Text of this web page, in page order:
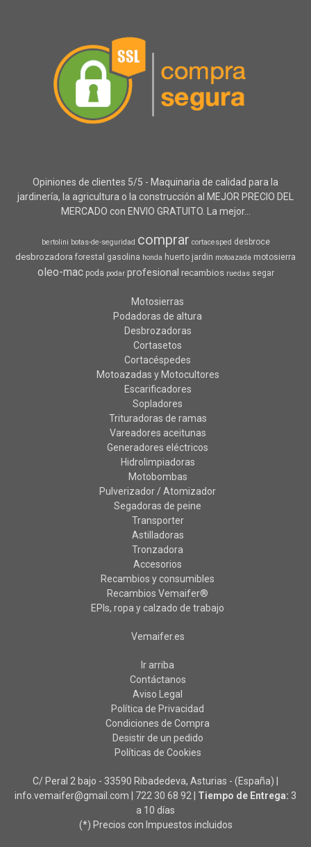
Opiniones de clientes 5/5 - Maquinaria de calidad para la
jardinería, la agricultura o la construcción al MEJOR PRECIO DEL
MERCADO con ENVIO GRATUITO. La mejor...
bertolini botas-de-seguridad comprar cortacesped desbroce
desbrozadora forestal gasolina honda huerto jardin motoazada motosierra
oleo-mac poda podar profesional recambios ruedas segar
Motosierras
Podadoras de altura
Desbrozadoras
Cortasetos
Cortacéspedes
Motoazadas y Motocultores
Escarificadores
Sopladores
Trituradoras de ramas
Vareadores aceitunas
Generadores eléctricos
Hidrolimpiadoras
Motobombas
Pulverizador / Atomizador
Segadoras de peine
Transporter
Astilladoras
Tronzadora
Accesorios
Recambios y consumibles
Recambios Vemaifer®
EPIs, ropa y calzado de trabajo
Vemaifer.es
Ir arriba
Contáctanos
Aviso Legal
Política de Privacidad
Condiciones de Compra
Desistir de un pedido
Políticas de Cookies
C/ Peral 2 bajo - 33590 Ribadedeva, Asturias - (España) |
info.vemaifer@gmail.com | 722 30 68 92 Tiempo de Entrega: 3
a 10 días
(*) Precios con Impuestos incluidos